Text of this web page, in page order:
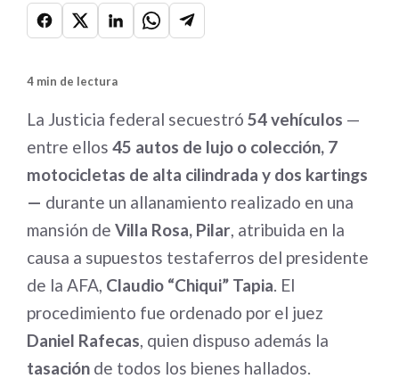
4 min de lectura
La Justicia federal secuestró 54 vehículos —
entre ellos 45 autos de lujo o colección, 7
motocicletas de alta cilindrada y dos kartings
— durante un allanamiento realizado en una
mansión de Villa Rosa, Pilar, atribuida en la
causa a supuestos testaferros del presidente
de la AFA, Claudio “Chiqui” Tapia. El
procedimiento fue ordenado por el juez
Daniel Rafecas, quien dispuso además la
tasación de todos los bienes hallados.